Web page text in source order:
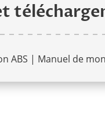
ABS | Manuel de